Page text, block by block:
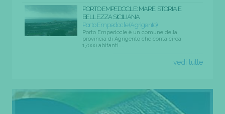
PORTO EMPEDOCLE: MARE, STORIA E
BELLEZZA SICILIANA
Porto Empedocle (Agrigento)
Porto Empedocle è un comune della
provincia di Agrigento che conta circa
17000 abitanti....
vedi tutte